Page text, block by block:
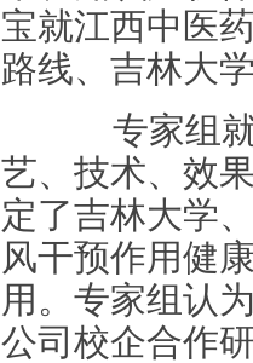
宝就江西中医
路线、吉林大
专家组就
艺、技术、效
定了吉林大学
风干预作用健
用。专家组认
公司校企合作